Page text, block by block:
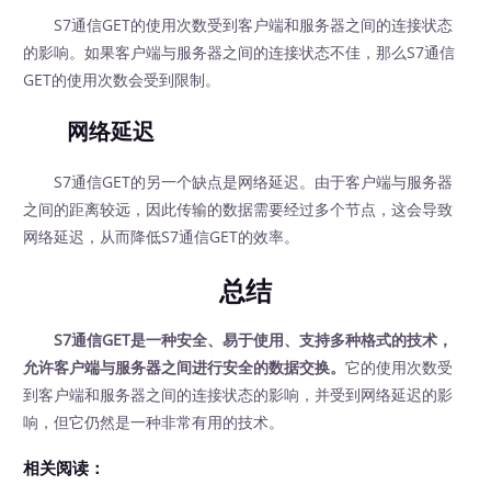
S7通信GET的使用次数受到客户端和服务器之间的连接状态
的影响。如果客户端与服务器之间的连接状态不佳，那么S7通信
GET的使用次数会受到限制。
网络延迟
S7通信GET的另一个缺点是网络延迟。由于客户端与服务器
之间的距离较远，因此传输的数据需要经过多个节点，这会导致
网络延迟，从而降低S7通信GET的效率。
总结
S7通信GET是一种安全、易于使用、支持多种格式的技术，
允许客户端与服务器之间进行安全的数据交换。它的使用次数受
到客户端和服务器之间的连接状态的影响，并受到网络延迟的影
响，但它仍然是一种非常有用的技术。
相关阅读：